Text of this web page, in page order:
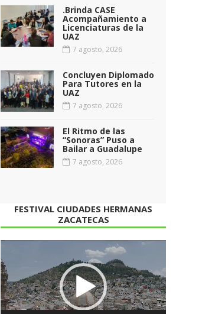
.Brinda CASE
Acompañamiento a
Licenciaturas de la
UAZ
7 agosto, 2026
Concluyen Diplomado
Para Tutores en la
UAZ
7 agosto, 2026
El Ritmo de las
“Sonoras” Puso a
Bailar a Guadalupe
7 agosto, 2026
FESTIVAL CIUDADES HERMANAS
ZACATECAS
de
vídeo